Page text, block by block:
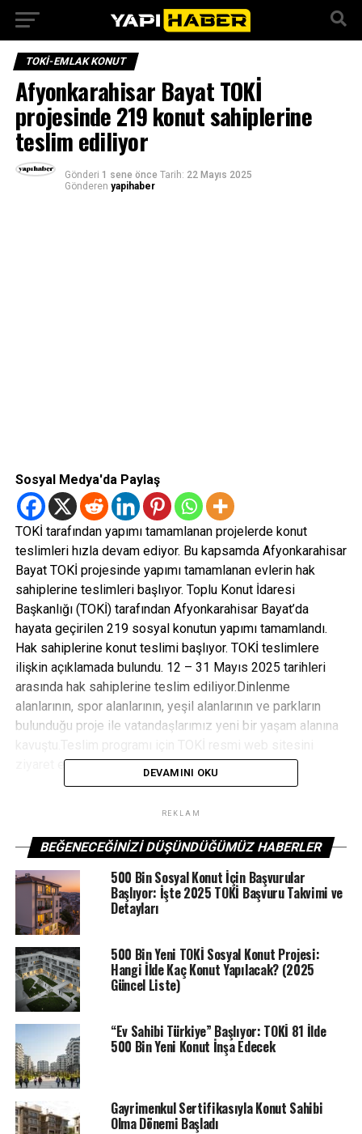
TOKI-EMLAK KONUT
Afyonkarahisar Bayat TOKİ
projesinde 219 konut sahiplerine
teslim ediliyor
Gönderi 1 sene önce Tarih: 22 Mayıs 2025
Gönderen yapihaber
Sosyal Medya'da Paylaş
TOKİ tarafından yapımı tamamlanan projelerde konut
teslimleri hızla devam ediyor. Bu kapsamda Afyonkarahisar
Bayat TOKİ projesinde yapımı tamamlanan evlerin hak
sahiplerine teslimleri başlıyor. Toplu Konut İdaresi
Başkanlığı (TOKİ) tarafından Afyonkarahisar Bayat’da
hayata geçirilen 219 sosyal konutun yapımı tamamlandı.
Hak sahiplerine konut teslimi başlıyor. TOKİ teslimlere
ilişkin açıklamada bulundu. 12 – 31 Mayıs 2025 tarihleri
arasında hak sahiplerine teslim ediliyor.Dinlenme
alanlarının, spor alanlarının, yeşil alanlarının ve parkların
bulunduğu proje ile vatandaşlarımız yeni bir yaşam alanına
ziyaret edebilirsiniz.
SONRAKI
TOKİ 250 bin sosyal konut kampanyası için yeni
kamulaştırma
ÖNCEKI
2025 TOKİ başvuru kolaylığı! Duyan TOKİ’ye başvuruyor….
DEVAMINI OKU
REKLAM
BEĞENECEĞINIZI DÜŞÜNDÜĞÜMÜZ HABERLER
500 Bin Sosyal Konut İçin Başvurular
Başlıyor: İşte 2025 TOKİ Başvuru Takvimi ve
Detayları
500 Bin Yeni TOKİ Sosyal Konut Projesi:
Hangi İlde Kaç Konut Yapılacak? (2025
Güncel Liste)
“Ev Sahibi Türkiye” Başlıyor: TOKİ 81 İlde
500 Bin Yeni Konut İnşa Edecek
Gayrimenkul Sertifikasıyla Konut Sahibi
Olma Dönemi Başladı